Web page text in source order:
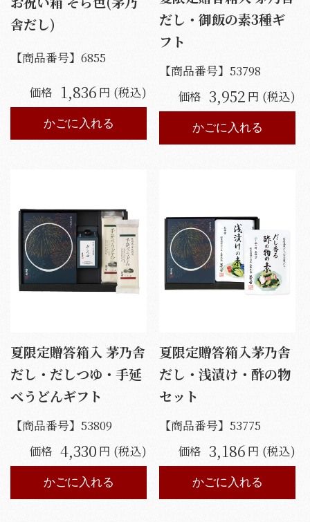
舎だし)
【商品番号】 6855
価格 1,836 円 (税込)
かごに入れる
だし・御飯の素3種ギ
フト
【商品番号】53798
価格 3,952 円 (税込)
かごに入れる
夏限定贈答箱入 茅乃舎
だし・だしつゆ・手延
べうどんギフト
【商品番号】 53809
価格 4,330 円 (税込)
かごに入れる
夏限定贈答箱入茅乃舎
だし・浅漬け・酢の物
セット
【商品番号】53775
価格 3,186 円 (税込)
かごに入れる